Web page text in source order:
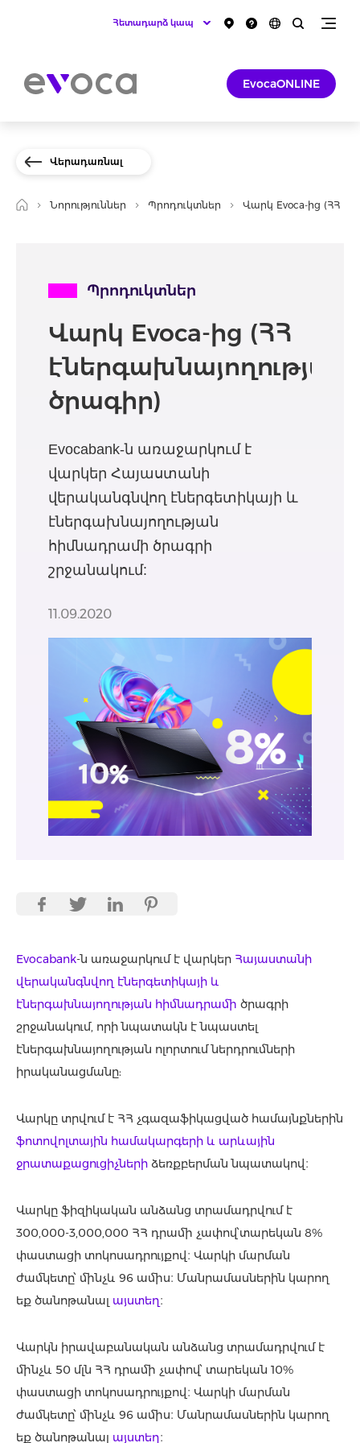
Հետադարձ կապ
EvocaONLINE
Վերադառնալ
Նորություններ Պրոդուկտներ Վարկ Evoca-ից (ՀՀ
Պրոդուկտներ
Վարկ Evoca-ից (ՀՀ
էներգախնայողության
ծրագիր)
Evocabank-ն առաջարկում է
վարկեր Հայաստանի
վերականգնվող էներգետիկայի և
էներգախնայողության
հիմնադրամի ծրագրի
շրջանակում:
11.09.2020
Evocabank-ն առաջարկում է վարկեր Հայաստանի
վերականգնվող էներգետիկայի և
էներգախնայողության հիմնադրամի ծրագրի
շրջանակում, որի նպատակն է նպաստել
էներգախնայողության ոլորտում ներդրումների
իրականացմանը:
Վարկը տրվում է ՀՀ չգազաֆիկացված համայնքներին
ֆոտովոլտային համակարգերի և արևային
ջրատաքացուցիչների ձեռքբերման նպատակով։
Վարկը ֆիզիկական անձանց տրամադրվում է
300,000-3,000,000 ՀՀ դրամի չափով՝տարեկան 8%
փաստացի տոկոսադրույքով։ Վարկի մարման
ժամկետը՝ մինչև 96 ամիս։ Մանրամասներին կարող
եք ծանոթանալ այստեղ։
Վարկն իրավաբանական անձանց տրամադրվում է
մինչև 50 մլն ՀՀ դրամի չափով՝ տարեկան 10%
փաստացի տոկոսադրույքով։ Վարկի մարման
ժամկետը՝ մինչև 96 ամիս։ Մանրամասներին կարող
եք ծանոթանալ այստեղ։